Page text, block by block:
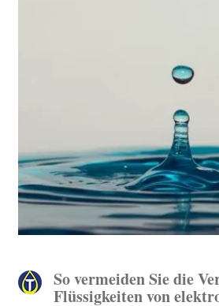
So vermeiden Sie die
Flüssigkeiten von